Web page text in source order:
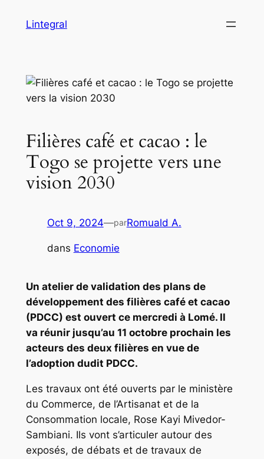
Lintegral
Filières café et cacao : le
Togo se projette vers une
vision 2030
Oct 9, 2024—parRomuald A.
dans Economie
Un atelier de validation des plans de
développement des filières café et cacao
(PDCC) est ouvert ce mercredi à Lomé. Il
va réunir jusqu’au 11 octobre prochain les
acteurs des deux filières en vue de
l’adoption dudit PDCC.
Les travaux ont été ouverts par le ministère
du Commerce, de l’Artisanat et de la
Consommation locale, Rose Kayi Mivedor-
Sambiani. Ils vont s’articuler autour des
exposés, de débats et de travaux de